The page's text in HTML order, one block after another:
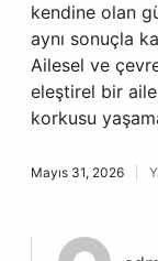
kendine olan
aynı sonuçla
Ailesel ve
eleştirel bir aile
korkusu
Mayıs 31, 2026